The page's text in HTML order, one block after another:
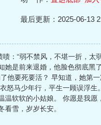
最后更新：2025-06-13
：“弱不禁风，不堪一折，太
她是前来退婚，他脸色彻底黑
要死要活？ 早知道，她第一
年行，平生一顾误浮生。
软软的小姑娘。 你愿是我
雪，岁岁长安。